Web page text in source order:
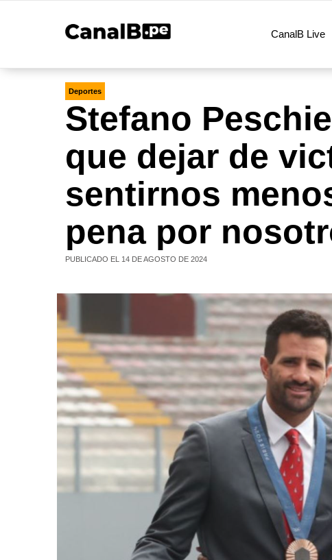
CanalB Live
Deportes
Stefano
que dejar de
sentirnos
pena por
PUBLICADO EL 14 DE AGOSTO DE 2024